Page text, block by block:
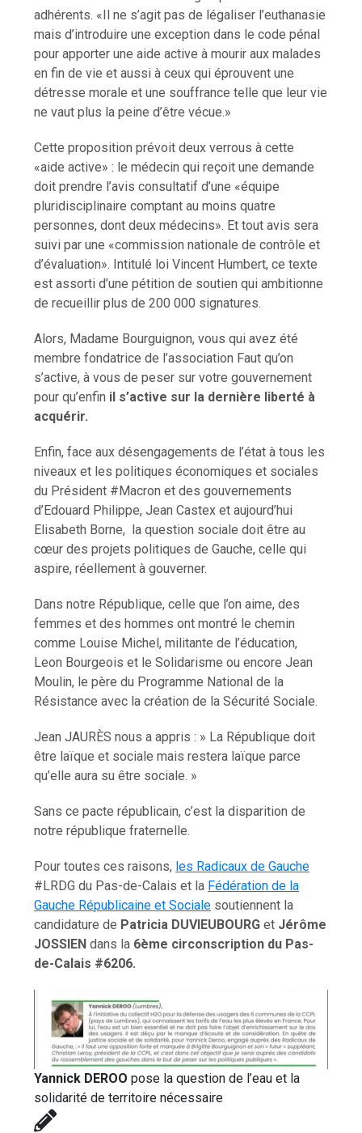
adhérents. «Il ne s’agit pas de légaliser l’euthanasie
mais d’introduire une exception dans le code pénal
pour apporter une aide active à mourir aux malades
en fin de vie et aussi à ceux qui éprouvent une
détresse morale et une souffrance telle que leur vie
ne vaut plus la peine d’être vécue.»
Cette proposition prévoit deux verrous à cette
«aide active» : le médecin qui reçoit une demande
doit prendre l’avis consultatif d’une «équipe
pluridisciplinaire comptant au moins quatre
personnes, dont deux médecins». Et tout avis sera
suivi par une «commission nationale de contrôle et
d’évaluation». Intitulé loi Vincent Humbert, ce texte
est assorti d’une pétition de soutien qui ambitionne
de recueillir plus de 200 000 signatures.
Alors, Madame Bourguignon, vous qui avez été
membre fondatrice de l’association Faut qu’on
s’active, à vous de peser sur votre gouvernement
pour qu’enfin il s’active sur la dernière liberté à
acquérir.
Enfin, face aux désengagements de l’état à tous les
niveaux et les politiques économiques et sociales
du Président #Macron et des gouvernements
d’Edouard Philippe, Jean Castex et aujourd’hui
Elisabeth Borne, la question sociale doit être au
cœur des projets politiques de Gauche, celle qui
aspire, réellement à gouverner.
Dans notre République, celle que l’on aime, des
femmes et des hommes ont montré le chemin
comme Louise Michel, militante de l’éducation,
Leon Bourgeois et le Solidarisme ou encore Jean
Moulin, le père du Programme National de la
Résistance avec la création de la Sécurité Sociale.
Jean JAURÈS nous a appris : » La République doit
être laïque et sociale mais restera laïque parce
qu’elle aura su être sociale. »
Sans ce pacte républicain, c’est la disparition de
notre république fraternelle.
Pour toutes ces raisons, les Radicaux de Gauche
#LRDG du Pas-de-Calais et la Fédération de la
Gauche Républicaine et Sociale soutiennent la
candidature de Patricia DUVIEUBOURG et Jérôme
JOSSIEN dans la 6ème circonscription du Pas-
de-Calais #6206.
Yannick DEROO pose la question de l’eau et la
solidarité de territoire nécessaire